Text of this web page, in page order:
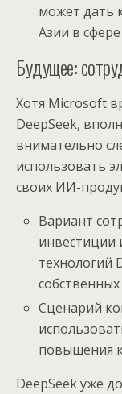
может дать
Азии в
Будущее:
Хотя Microsoft
DeepSeek,
внимательно
использовать
своих ИИ-
Вариант
инвестиции
технологий
Сценарий
повышения
DeepSeek уже